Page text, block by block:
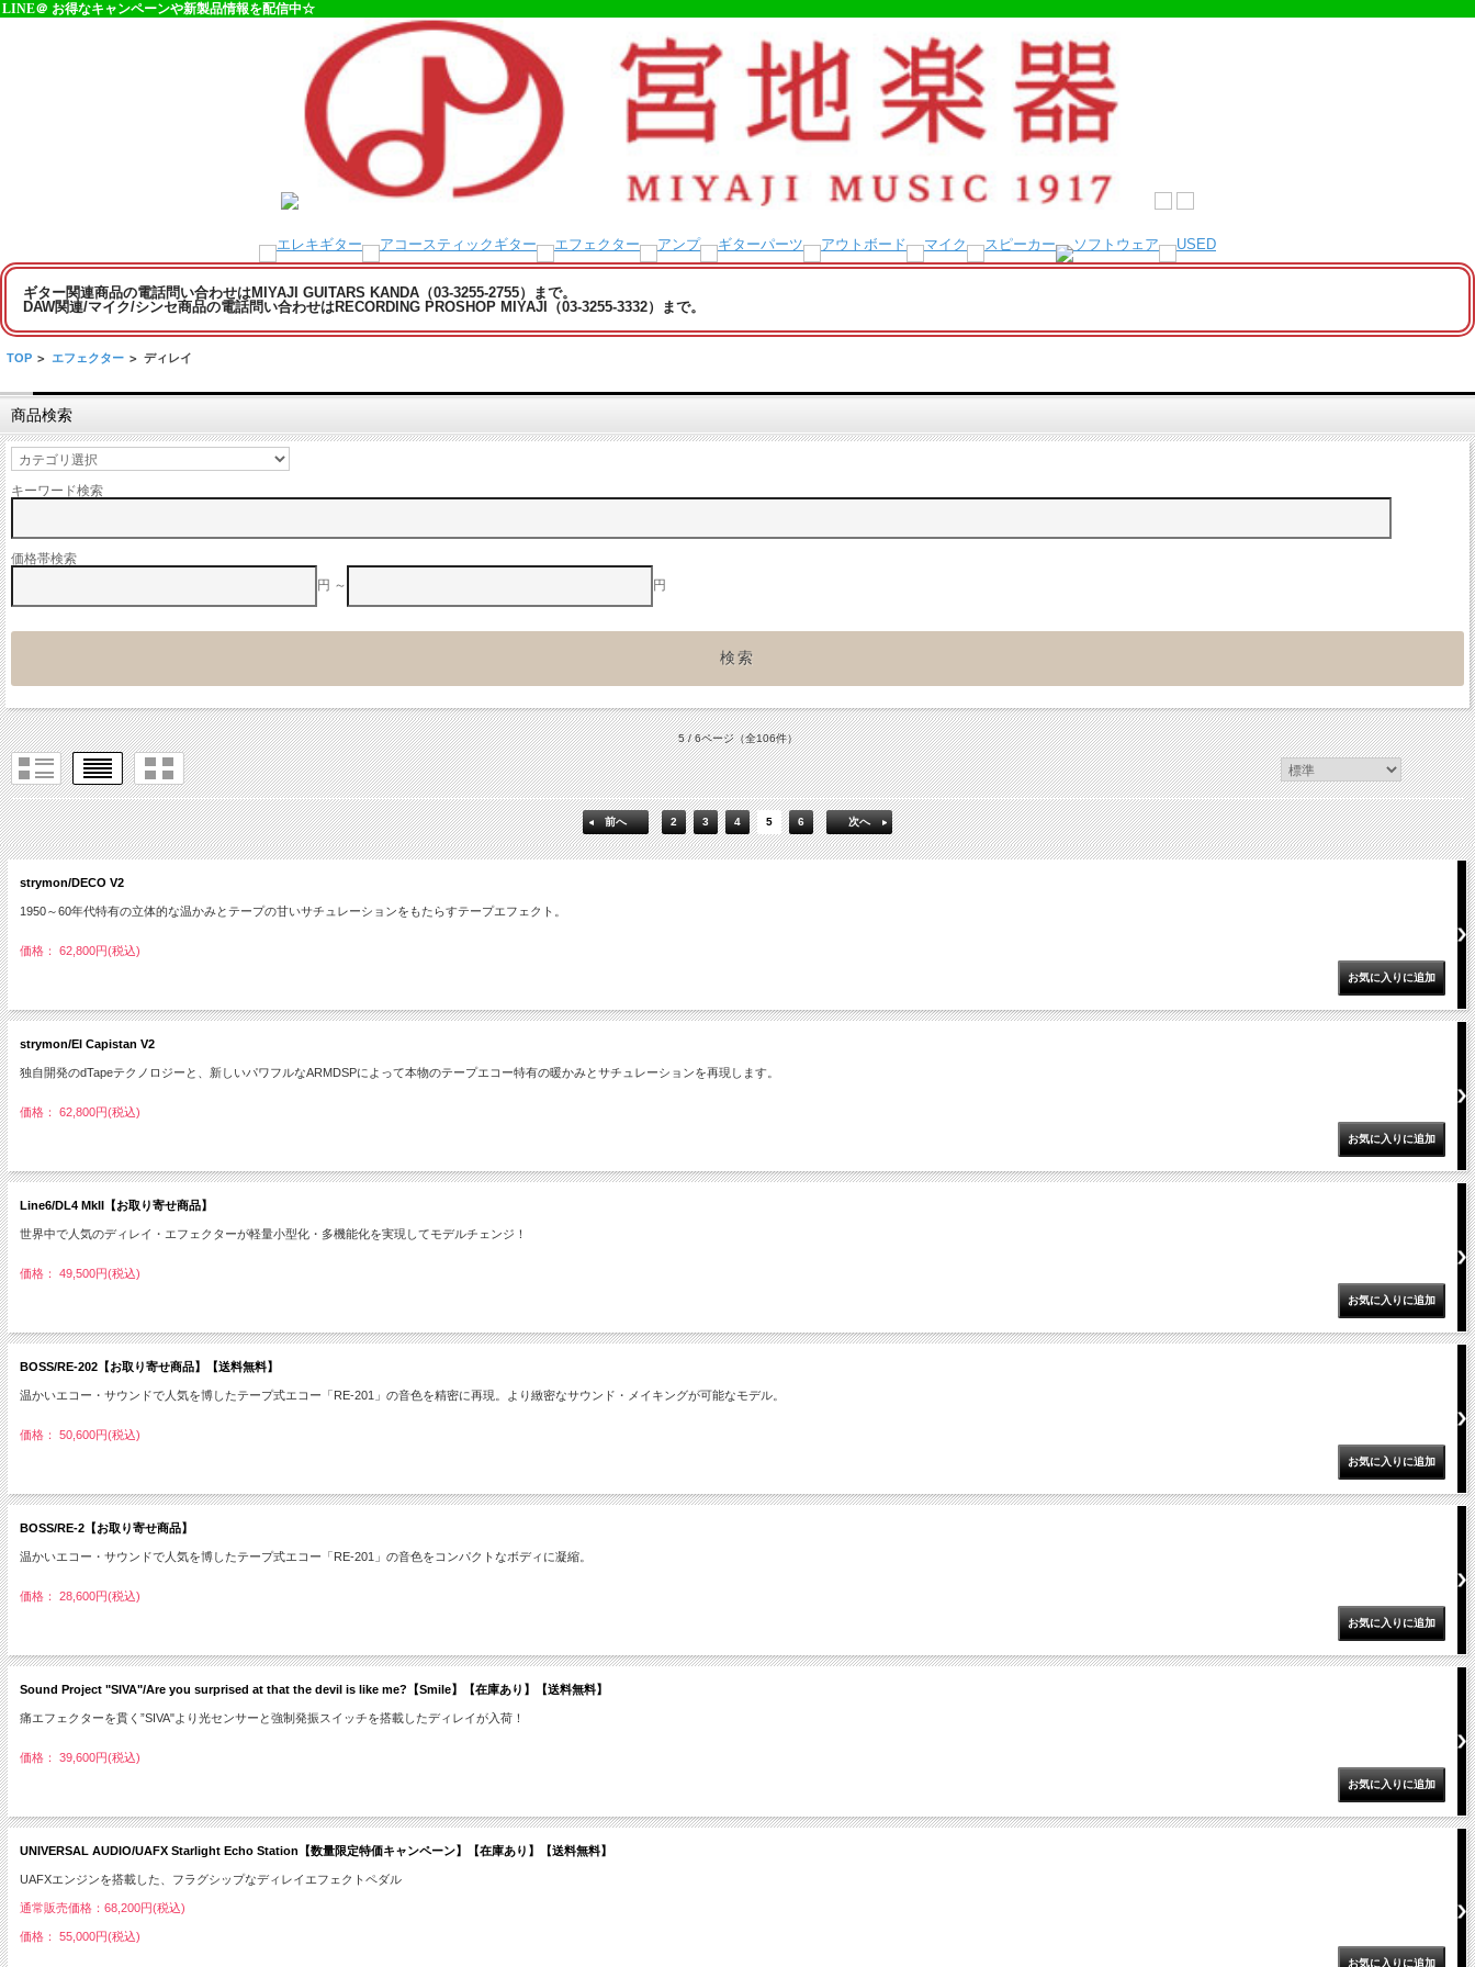
LINE＠ お得なキャンペーンや新製品情報を配信中☆
ギター関連商品の電話問い合わせはMIYAJI GUITARS KANDA（03-3255-2755）まで。
DAW関連/マイク/シンセ商品の電話問い合わせはRECORDING PROSHOP MIYAJI（03-3255-3332）まで。
TOP > エフェクター > ディレイ
商品検索
キーワード検索
価格帯検索
円 ～
円
5 / 6ページ（全106件）
前へ 2 3 4 5 6 次へ
strymon/DECO V2
1950～60年代特有の立体的な温かみとテープの甘いサチュレーションをもたらすテープエフェクト。
価格： 62,800円(税込)
strymon/El Capistan V2
独自開発のdTapeテクノロジーと、新しいパワフルなARMDSPによって本物のテープエコー特有の暖かみとサチュレーションを再現します。
価格： 62,800円(税込)
Line6/DL4 MkII【お取り寄せ商品】
世界中で人気のディレイ・エフェクターが軽量小型化・多機能化を実現してモデルチェンジ！
価格： 49,500円(税込)
BOSS/RE-202【お取り寄せ商品】【送料無料】
温かいエコー・サウンドで人気を博したテープ式エコー「RE-201」の音色を精密に再現。より緻密なサウンド・メイキングが可能なモデル。
価格： 50,600円(税込)
BOSS/RE-2【お取り寄せ商品】
温かいエコー・サウンドで人気を博したテープ式エコー「RE-201」の音色をコンパクトなボディに凝縮。
価格： 28,600円(税込)
Sound Project "SIVA"/Are you surprised at that the devil is like me?【Smile】【在庫あり】【送料無料】
痛エフェクターを貫く”SIVA"より光センサーと強制発振スイッチを搭載したディレイが入荷！
価格： 39,600円(税込)
UNIVERSAL AUDIO/UAFX Starlight Echo Station【数量限定特価キャンペーン】【在庫あり】【送料無料】
UAFXエンジンを搭載した、フラグシップなディレイエフェクトペダル
通常販売価格：68,200円(税込)
価格： 55,000円(税込)